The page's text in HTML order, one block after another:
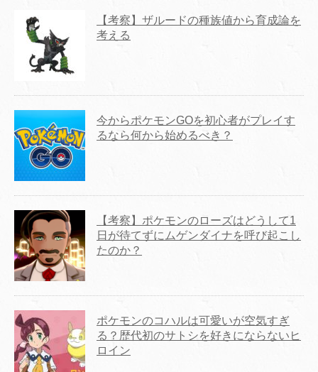
【考察】ザルードの種族値から育成論を
考える
今からポケモンGOを初心者がプレイす
るなら何から始めるべき？
【考察】ポケモンのローズはどうして1
日が待てずにムゲンダイナを呼び起こし
たのか？
ポケモンのコハルは可愛いが空気すぎ
る？歴代初のサトシを好きにならないヒ
ロイン